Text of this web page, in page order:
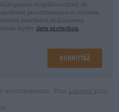
shop@bierothek.de.
peruuttaminen ei vaikuta
käsittelyn laillisuuteen
löytyy data protection
Kiinnittää
arvonlisäveron. Plus Laivaus plus